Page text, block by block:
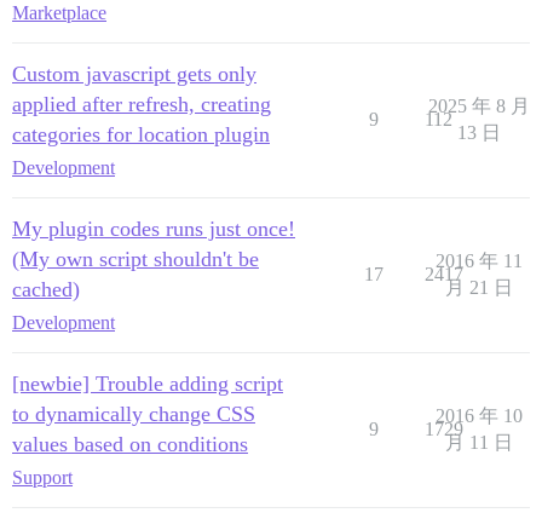
Marketplace
Custom javascript gets only
applied after refresh, creating
categories for location plugin
Development
9 112
2025 年 8 月
13 日
My plugin codes runs just once!
(My own script shouldn't be
cached)
Development
17 2417
2016 年 11
月 21 日
[newbie] Trouble adding script
to dynamically change CSS
values based on conditions
Support
9 1729
2016 年 10
月 11 日